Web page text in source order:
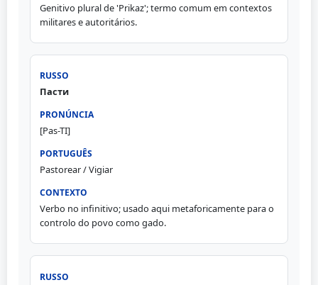
Genitivo plural de 'Prikaz'; termo comum em contextos
militares e autoritários.
Пасти
[Pas-TI]
Pastorear / Vigiar
Verbo no infinitivo; usado aqui metaforicamente para o
controlo do povo como gado.